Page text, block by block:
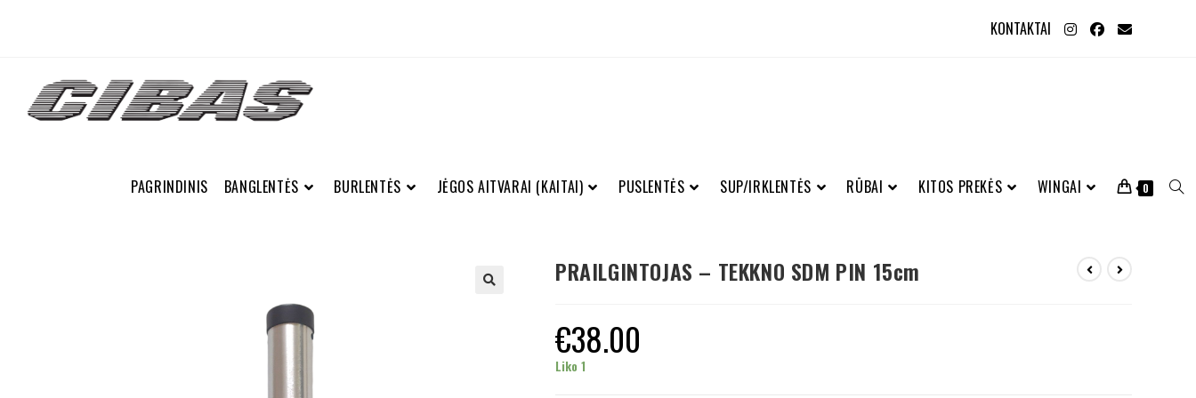
KONTAKTAI
PAGRINDINIS BANGLENTĖS BURLENTĖS JĖGOS AITVARAI (KAITAI) PUSLENTĖS SUP/IRKLENTĖS RŪBAI KITOS PREKĖS WINGAI 0
PRAILGINTOJAS – TEKKNO SDM PIN 15cm
€38.00
Liko 1